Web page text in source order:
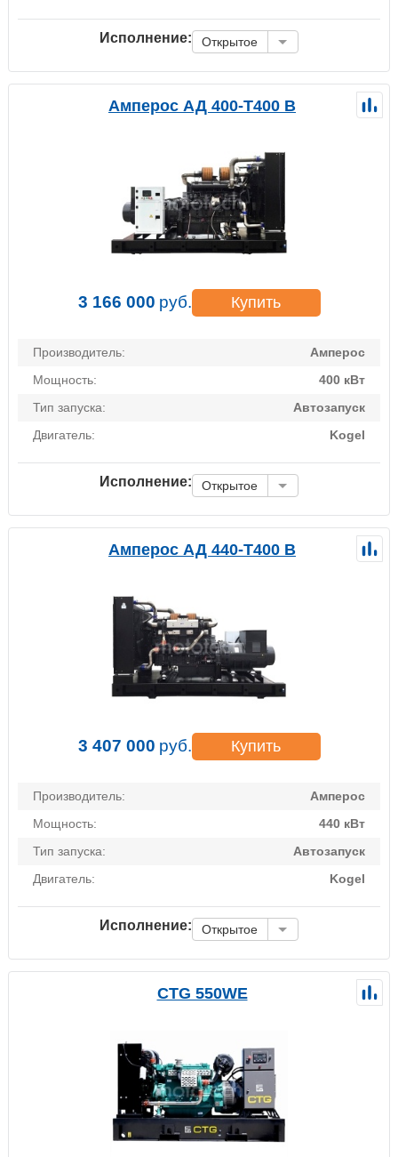
Исполнение: Открытое
Амперос АД 400-Т400 B
3 166 000 руб. Купить
Производитель:
Амперос
Мощность:
400 кВт
Тип запуска:
Автозапуск
Двигатель:
Kogel
Исполнение: Открытое
Амперос АД 440-Т400 B
3 407 000 руб. Купить
Производитель:
Амперос
Мощность:
440 кВт
Тип запуска:
Автозапуск
Двигатель:
Kogel
Исполнение: Открытое
CTG 550WE